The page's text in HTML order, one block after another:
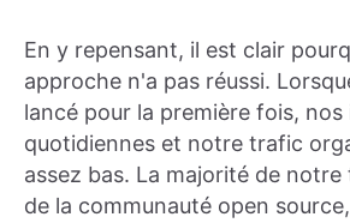
En y repensant, il est clair
approche n'a pas réussi.
lancé pour la première fois,
quotidiennes et notre trafic
assez bas. La majorité de
de la communauté open